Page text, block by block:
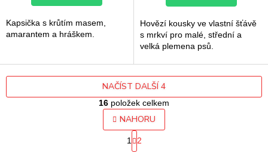
Kapsička s krůtím masem,
amarantem a hráškem.
Hovězí kousky ve vlastní šťávě
s mrkví pro malé, střední a
velká plemena psů.
O
v
l
á
NAČÍST DALŠÍ 4
S
t
r
1 2
16 položek celkem
NAHORU